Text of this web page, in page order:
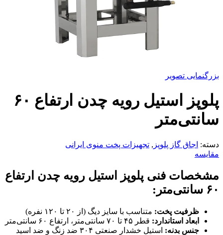
بزرگنمایی تصویر
پلوپز استیل رویه چدن ارتفاع ۶۰
سانتی‌متر
دسته: اجاق گاز پلوپز , تجهیزات پخت منوی ایرانی
مقایسه
مشخصات فنی پلوپز استیل رویه چدن ارتفاع
۶۰ سانتی‌متر:
ظرفیت پخت: متناسب با سایز دیگ (از ۲۰ تا ۱۲۰ نفره)
ابعاد استاندارد: قطر ۴۵ تا ۷۰ سانتی‌متر، ارتفاع ۶۰ سانتی‌متر
جنس بدنه: استیل خشدار صنعتی ۳۰۴ ضد زنگ و ضد اسید